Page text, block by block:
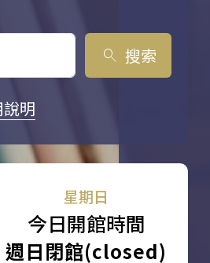
search 搜索
明
星期日
今日開館時間
週日閉館(closed)